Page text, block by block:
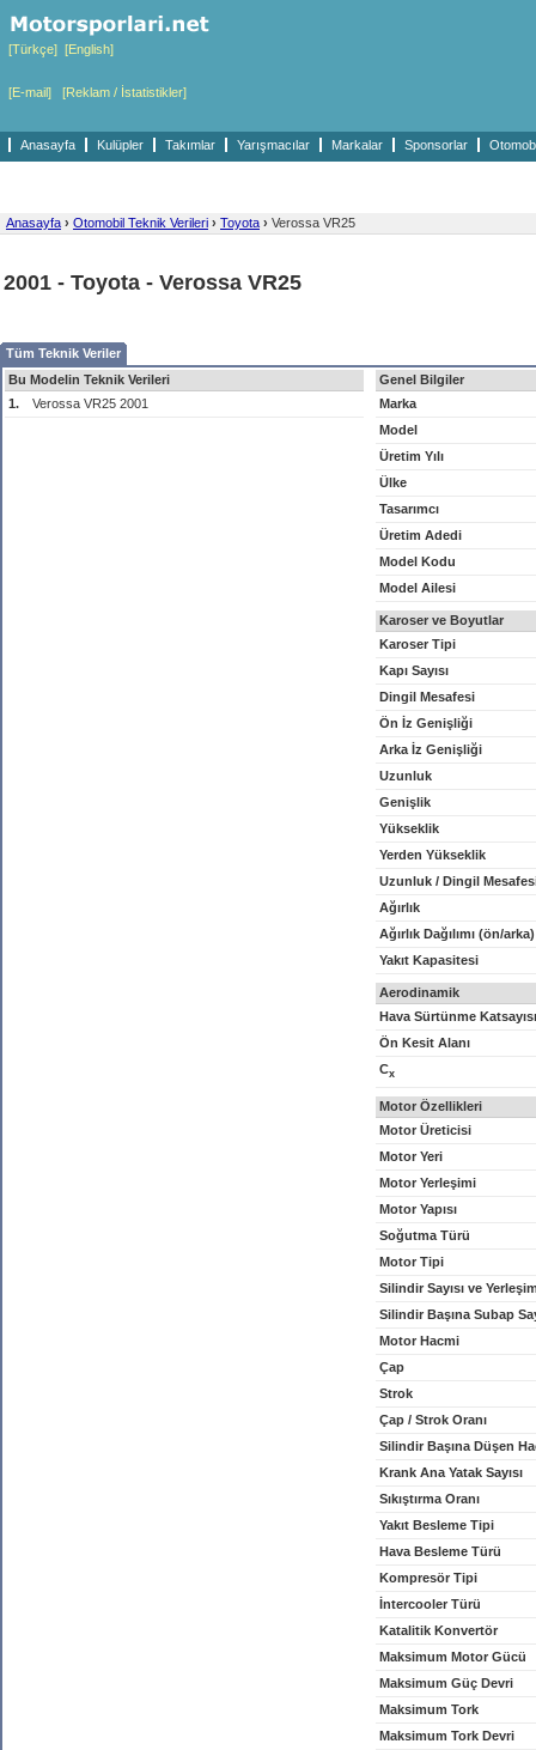
[Türkçe] [English]
[E-mail] [Reklam / İstatistikler]
Anasayfa Kulüpler Takımlar Yarışmacılar Markalar Sponsorlar
Anasayfa › Otomobil Teknik Verileri › Toyota › Verossa VR25
2001 - Toyota - Verossa VR25
Tüm Teknik Veriler
Bu Modelin Teknik Verileri
1.
Verossa VR25 2001
Genel Bilgiler
Marka
Model
Üretim Yılı
Ülke
Tasarımcı
Üretim Adedi
Model Kodu
Model Ailesi
Karoser ve Boyutlar
Karoser Tipi
Kapı Sayısı
Dingil Mesafesi
Ön İz Genişliği
Arka İz Genişliği
Uzunluk
Genişlik
Yükseklik
Yerden Yükseklik
Uzunluk / Dingil
Ağırlık
Ağırlık Dağılımı (ön/arka)
Yakıt Kapasitesi
Aerodinamik
Hava Sürtünme Katsayısı
Ön Kesit Alanı
Cx
Motor Özellikleri
Motor Üreticisi
Motor Yeri
Motor Yerleşimi
Motor Yapısı
Soğutma Türü
Motor Tipi
Silindir Sayısı ve
Silindir Başına Subap
Motor Hacmi
Çap
Strok
Çap / Strok Oranı
Silindir Başına Düşen
Krank Ana Yatak Sayısı
Sıkıştırma Oranı
Yakıt Besleme Tipi
Hava Besleme Türü
Kompresör Tipi
İntercooler Türü
Katalitik Konvertör
Maksimum Motor Gücü
Maksimum Güç Devri
Maksimum Tork
Maksimum Tork Devri